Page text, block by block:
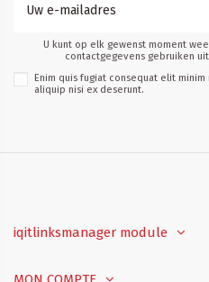
U kunt op elk gewenst moment
contactgegevens gebruiken
Enim quis fugiat consequat elit
aliquip nisi ex deserunt.
iqitlinksmanager module